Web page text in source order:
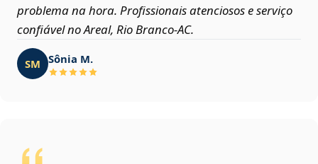
problema na hora. Profissionais atenciosos e serviço
confiável no Areal, Rio Branco‑AC.
SM Sônia M.